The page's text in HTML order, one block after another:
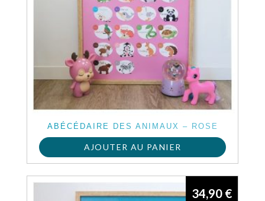
ABÉCÉDAIRE DES ANIMAUX – ROSE
AJOUTER AU PANIER
34,90 €